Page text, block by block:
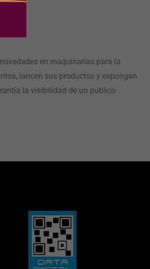
en maquinarias para la
lancen sus productos y expongan
la visibilidad de un público